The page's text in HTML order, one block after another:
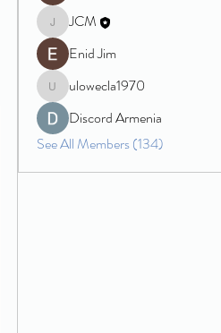
JCMJCM
Enid Jim
ulowecla1970
ulowecla1970
Discord Armenia
See All Members (134)